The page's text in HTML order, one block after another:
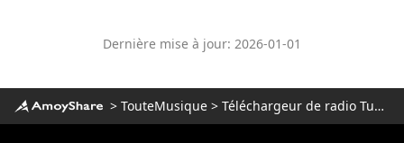
Dernière mise à jour: 2026-01-01
> TouteMusique > Téléchargeur de radio Tunein